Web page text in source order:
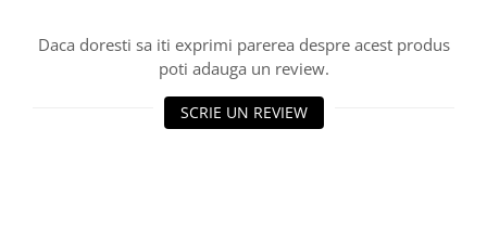
Daca doresti sa iti exprimi parerea despre acest produs
poti adauga un review.
SCRIE UN REVIEW